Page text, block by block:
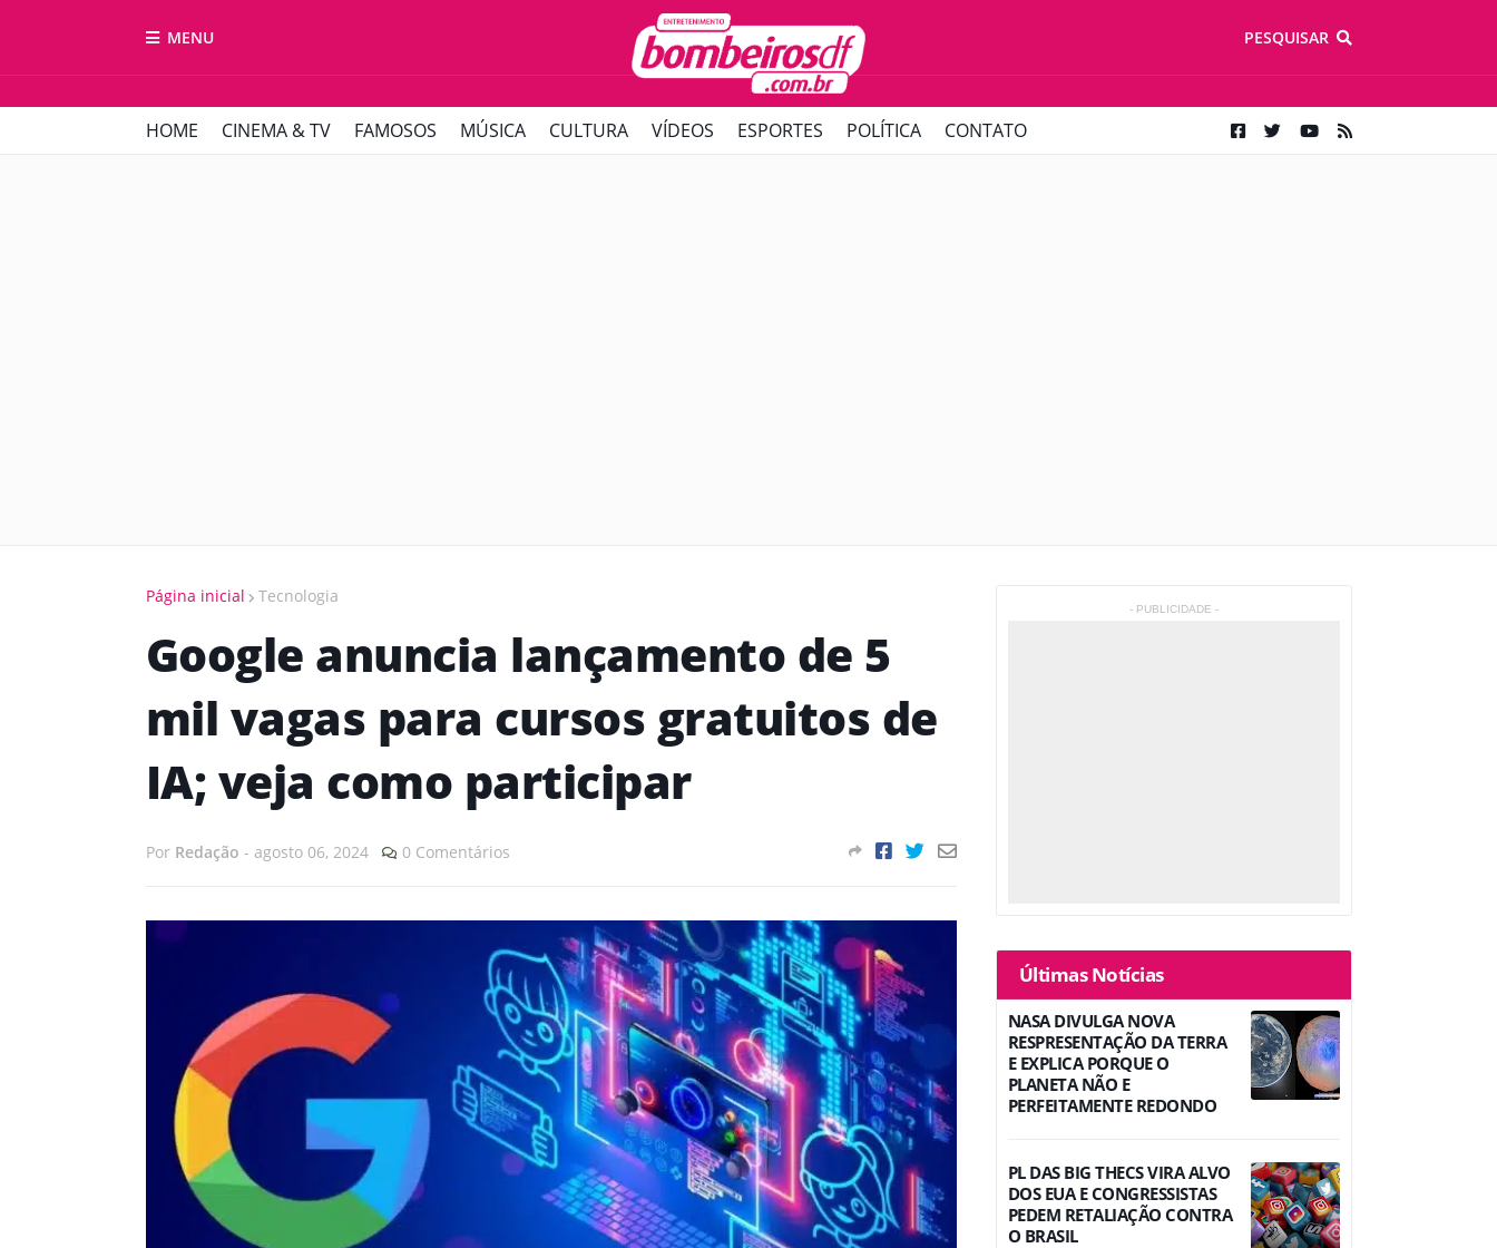
MENU PESQUISAR
HOME CINEMA & TV FAMOSOS MÚSICA CULTURA VÍDEOS ESPORTES POLÍTICA CONTATO
Página inicial Tecnologia
Google anuncia lançamento de 5
mil vagas para cursos gratuitos de
IA; veja como participar
Por Redação - agosto 06, 2024 0 Comentários
- PUBLICIDADE -
Últimas Notícias
NASA DIVULGA NOVA
RESPRESENTAÇÃO DA TERRA
E EXPLICA PORQUE O
PLANETA NÃO E
PERFEITAMENTE REDONDO
PL DAS BIG THECS VIRA ALVO
DOS EUA E CONGRESSISTAS
PEDEM RETALIAÇÃO CONTRA
O BRASIL